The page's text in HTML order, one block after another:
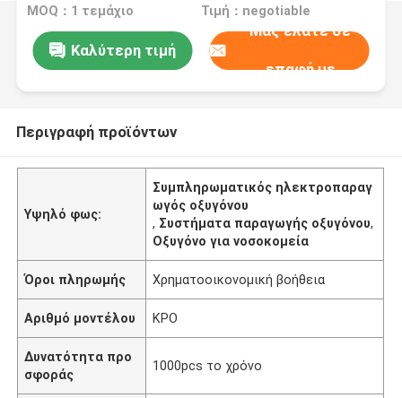
MOQ：1 τεμάχιο Τιμή：negotiable
Καλύτερη τιμή
Μας ελάτε σε
επαφή με
Περιγραφή προϊόντων
Υψηλό φως:
Συμπληρωματικός ηλεκτροπαραγ
ωγός οξυγόνου
, Συστήματα παραγωγής οξυγόνου,
Οξυγόνο για νοσοκομεία
Όροι πληρωμής Χρηματοοικονομική βοήθεια
Αριθμό μοντέλου ΚΡΟ
Δυνατότητα προ
σφοράς
1000pcs το χρόνο